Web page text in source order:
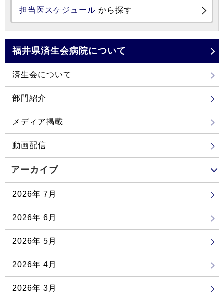
担当医スケジュール から探す
福井県済生会病院について
済生会について
部門紹介
メディア掲載
動画配信
アーカイブ
2026年 7月
2026年 6月
2026年 5月
2026年 4月
2026年 3月